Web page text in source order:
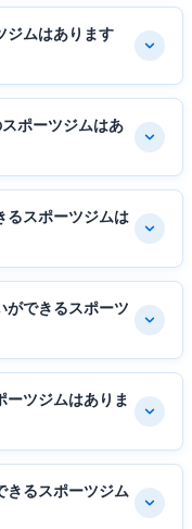
ジムはあります
ポーツジムはあ
るスポーツジムは
ができるスポーツ
ツジムはありま
きるスポーツジム